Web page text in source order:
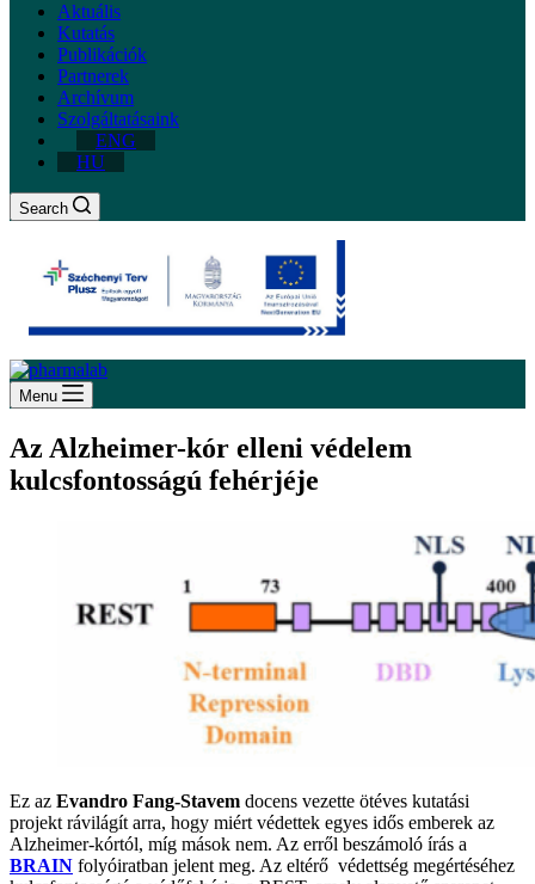
Aktuális
Kutatás
Publikációk
Partnerek
Archívum
Szolgáltatásaink
ENG
HU
Search
Menu
Az Alzheimer-kór elleni védelem
kulcsfontosságú fehérjéje
Ez az Evandro Fang-Stavem docens vezette ötéves kutatási
projekt rávilágít arra, hogy miért védettek egyes idős emberek az
Alzheimer-kórtól, míg mások nem. Az erről beszámoló írás a
BRAIN folyóiratban jelent meg. Az eltérő védettség megértéséhez